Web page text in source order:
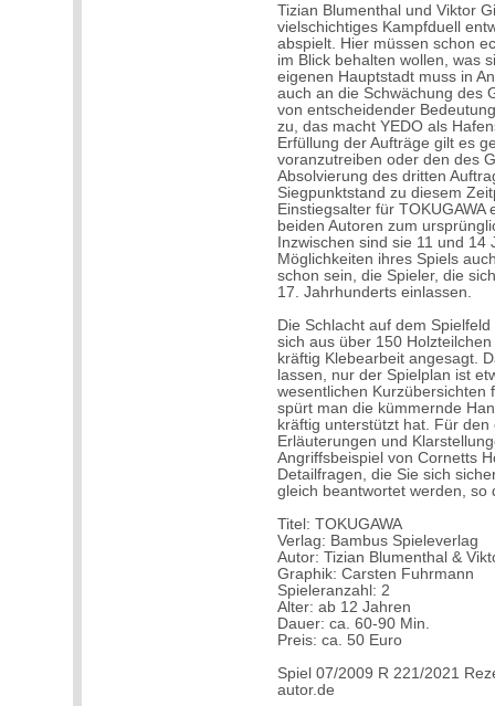
Tizian Blumenthal und Viktor
vielschichtiges Kampfduell
abspielt. Hier müssen schon
im Blick behalten wollen, was
eigenen Hauptstadt muss in
auch an die Schwächung des
von entscheidender
zu, das macht YEDO als
Erfüllung der Aufträge gilt es
voranzutreiben oder den des
Absolvierung des dritten
Siegpunktstand zu diesem
Einstiegsalter für
beiden Autoren zum
Inzwischen sind sie 11 und
Möglichkeiten ihres Spiels
schon sein, die Spieler, die
17. Jahrhunderts einlassen.
Die Schlacht auf dem
sich aus über 150
kräftig Klebearbeit angesagt.
lassen, nur der Spielplan ist
wesentlichen Kurzübersichten
spürt man die kümmernde
kräftig unterstützt hat. Für
Erläuterungen und
Angriffsbeispiel von Cornetts
Detailfragen, die Sie sich
gleich beantwortet werden, so
Titel: TOKUGAWA
Verlag: Bambus Spieleverlag
Autor: Tizian Blumenthal &
Graphik: Carsten Fuhrmann
Spieleranzahl: 2
Alter: ab 12 Jahren
Dauer: ca. 60-90 Min.
Preis: ca. 50 Euro
Spiel 07/2009 R 221/2021
autor.de